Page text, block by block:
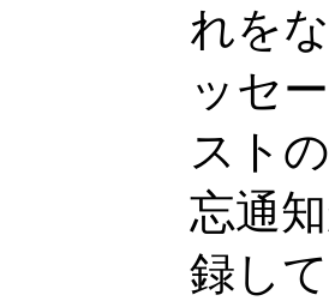
れを
ッセ
スト
忘通
録し